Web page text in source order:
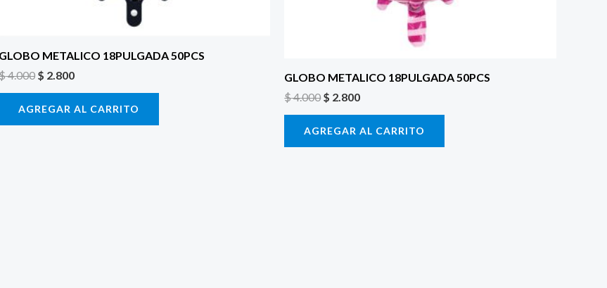
GLOBO METALICO 18PULGADA 50PCS
4.000 $ 2.800
AGREGAR AL CARRITO
GLOBO METALICO 18PULGADA 50PCS
$4.000$ 2.800
AGREGAR AL CARRITO